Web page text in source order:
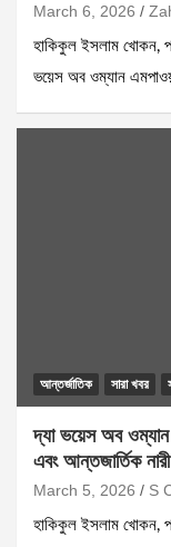
March 6, 2026
হাকিকুল ইসলাম খোকন,
ভয়েস অব ওম্যান
আন্তর্জাতিক সারা খবর
দ্যা ভয়েস অব ওম্যান
এবং আন্তজার্তিক
March 5, 2026 S
হাকিকুল ইসলাম খোকন,